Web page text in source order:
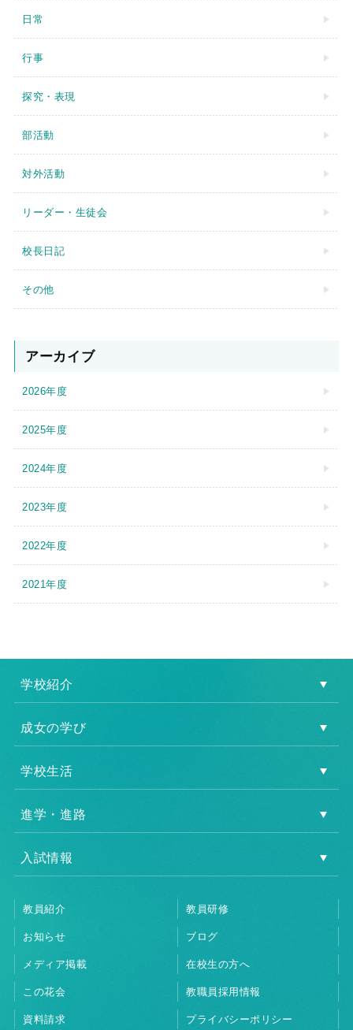
日常
行事
探究・表現
部活動
対外活動
リーダー・生徒会
校長日記
その他
アーカイブ
2026年度
2025年度
2024年度
2023年度
2022年度
2021年度
学校紹介
成女の学び
学校生活
進学・進路
入試情報
教員紹介 教員研修
お知らせ ブログ
メディア掲載 在校生の方へ
この花会 教職員採用情報
資料請求 プライバシーポリシー